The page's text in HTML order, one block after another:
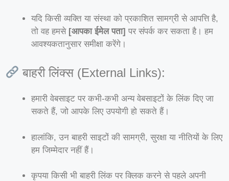
यदि किसी व्यक्ति या संस्था को प्रकाशित सामग्री से आपत्ति है,
तो वह हमसे [आपका ईमेल पता] पर संपर्क कर सकता है। हम
आवश्यकतानुसार समीक्षा करेंगे।
बाहरी लिंक्स (External Links):
हमारी वेबसाइट पर कभी-कभी अन्य वेबसाइटों के लिंक दिए जा
सकते हैं, जो आपके लिए उपयोगी हो सकते हैं।
हालांकि, उन बाहरी साइटों की सामग्री, सुरक्षा या नीतियों के लिए
हम जिम्मेदार नहीं हैं।
कृपया किसी भी बाहरी लिंक पर क्लिक करने से पहले अपनी